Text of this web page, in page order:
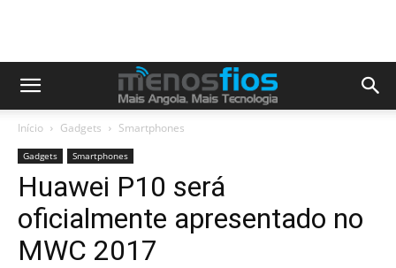
Início Gadgets Smartphones
Gadgets Smartphones
Huawei P10 será
oficialmente apresentado no
MWC 2017